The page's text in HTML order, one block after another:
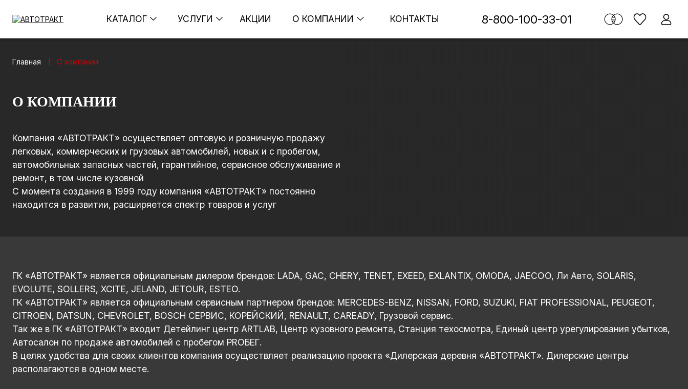
КАТАЛОГ УСЛУГИ АКЦИИ О КОМПАНИИ КОНТАКТЫ 8-800-100-33-01
Главная О компании
О КОМПАНИИ
Компания «АВТОТРАКТ» осуществляет оптовую и розничную продажу
легковых, коммерческих и грузовых автомобилей, новых и с пробегом,
автомобильных запасных частей, гарантийное, сервисное обслуживание и
ремонт, в том числе кузовной
С момента создания в 1999 году компания «АВТОТРАКТ» постоянно
находится в развитии, расширяется спектр товаров и услуг
ГК «АВТОТРАКТ» является официальным дилером брендов: LADA, GAC, CHERY, TENET, EXEED, EXLANTIX, OMODA, JAECOO, Ли Авто, SOLARIS,
EVOLUTE, SOLLERS, XCITE, JELAND, JETOUR, ESTEO.
ГК «АВТОТРАКТ» является официальным сервисным партнером брендов: MERCEDES-BENZ, NISSAN, FORD, SUZUKI, FIAT PROFESSIONAL, PEUGEOT,
CITROEN, DATSUN, CHEVROLET, BOSCH СЕРВИС, КОРЕЙСКИЙ, RENAULT, CAREADY, Грузовой сервис.
Так же в ГК «АВТОТРАКТ» входит Детейлинг центр ARTLAB, Центр кузовного ремонта, Станция техосмотра, Единый центр урегулирования убытков,
Автосалон по продаже автомобилей с пробегом PROБЕГ.
В целях удобства для своих клиентов компания осуществляет реализацию проекта «Дилерская деревня «АВТОТРАКТ». Дилерские центры
располагаются в одном месте.